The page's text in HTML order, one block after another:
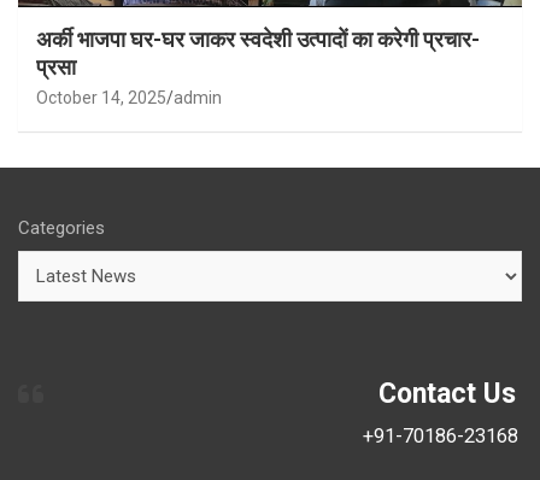
अर्की भाजपा घर-घर जाकर स्वदेशी उत्पादों का करेगी प्रचार-
प्रसा
October 14, 2025 admin
Categories
Contact Us
+91-70186-23168